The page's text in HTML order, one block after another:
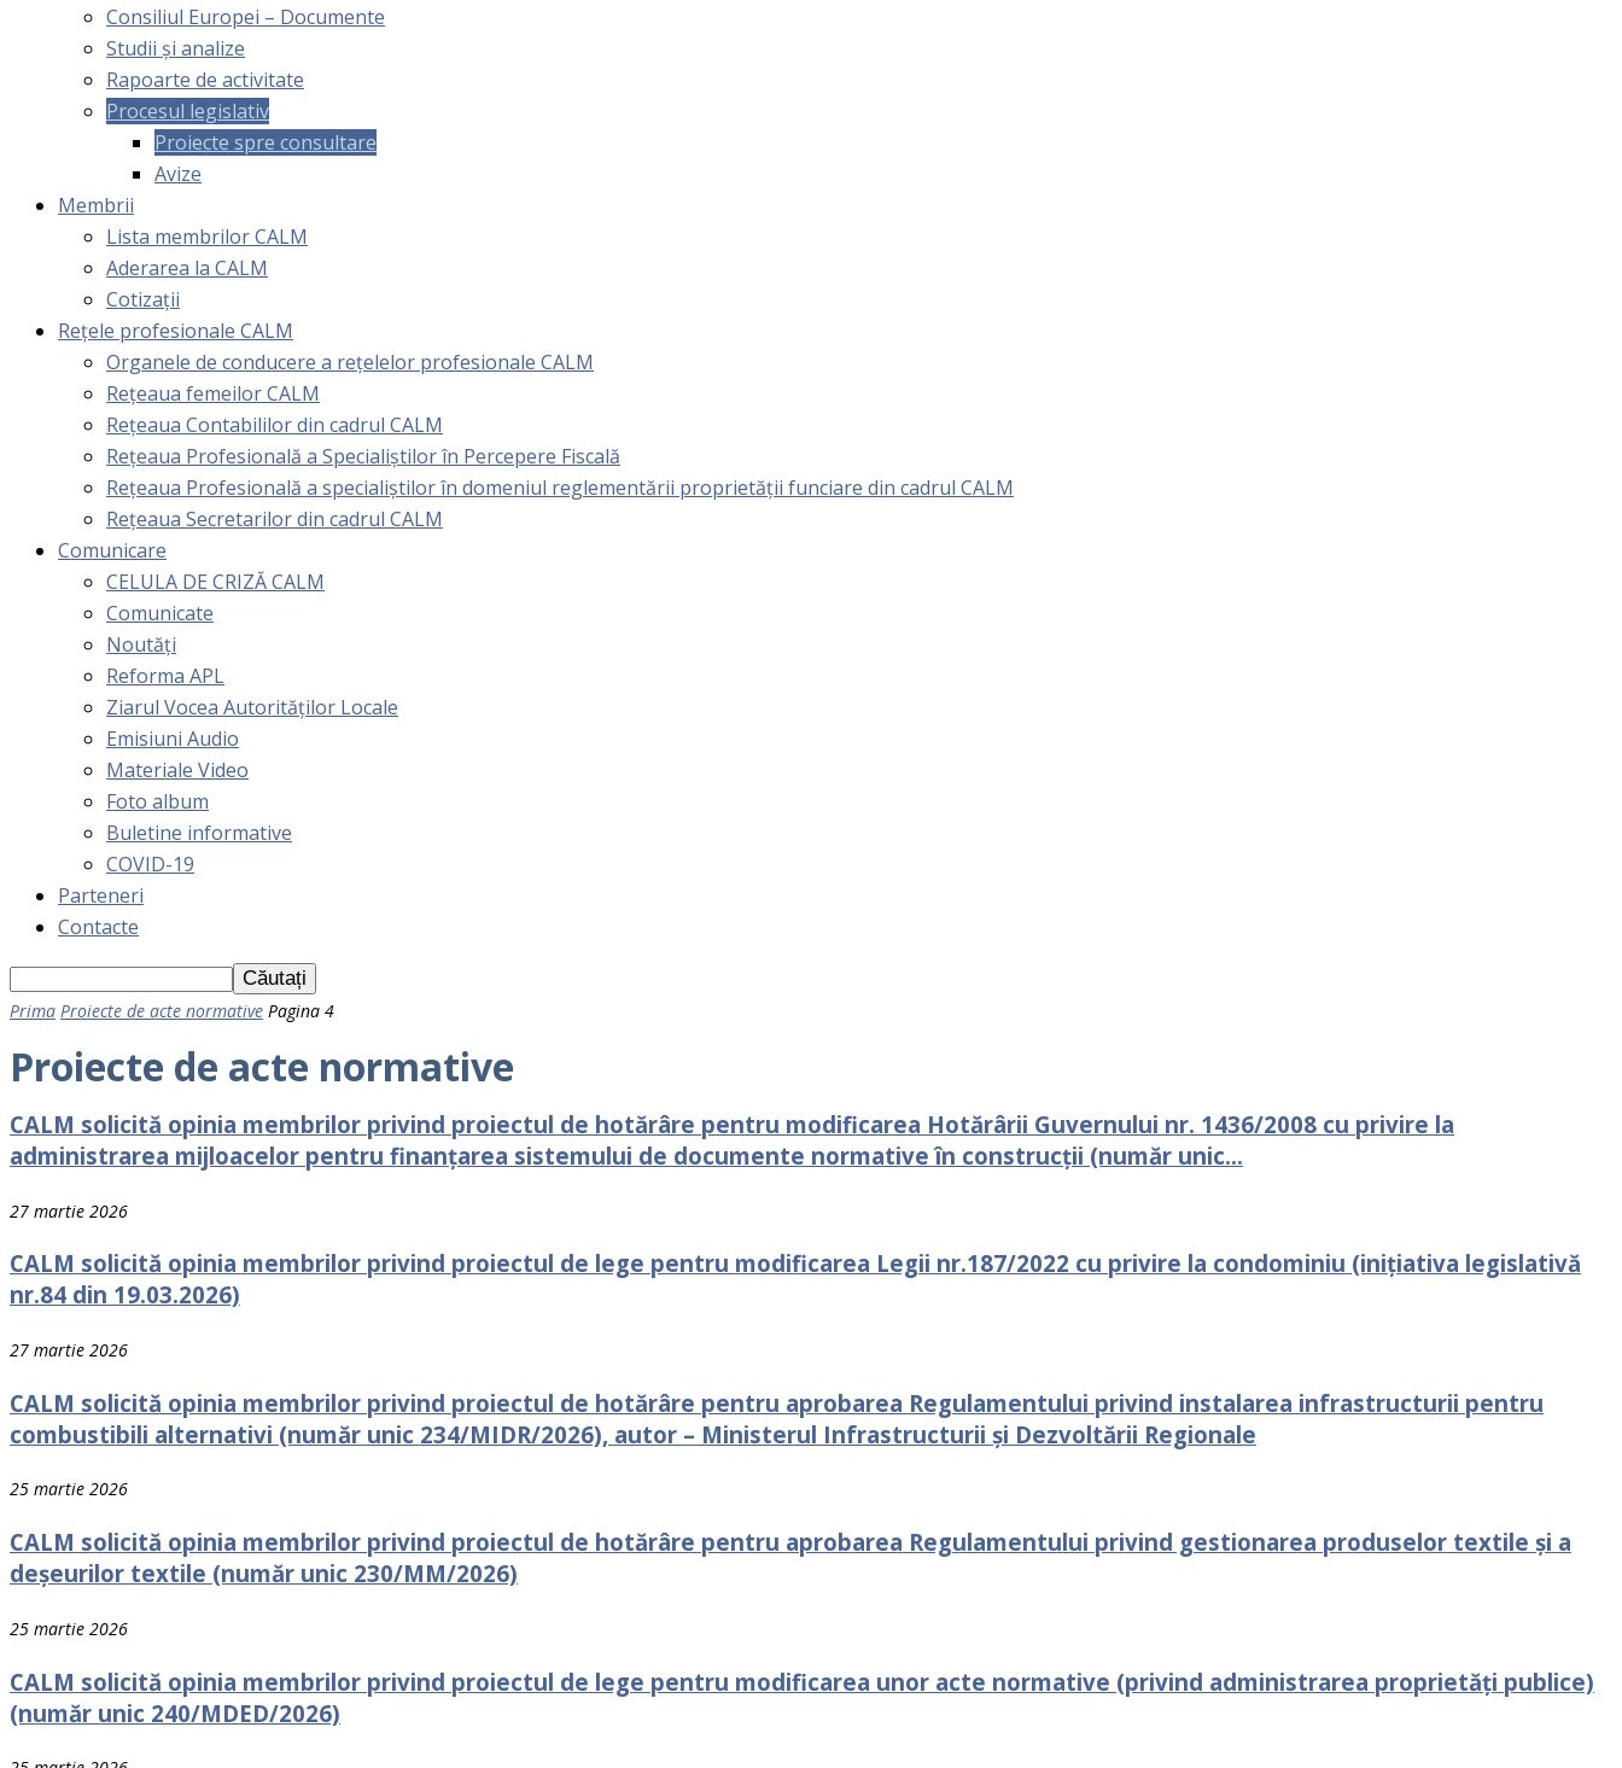
Consiliul Europei – Documente
Studii și analize
Rapoarte de activitate
Procesul legislativ
Proiecte spre consultare
Avize
Membrii
Lista membrilor CALM
Aderarea la CALM
Cotizaţii
Rețele profesionale CALM
Organele de conducere a rețelelor profesionale CALM
Rețeaua femeilor CALM
Rețeaua Contabililor din cadrul CALM
Rețeaua Profesională a Specialiștilor în Percepere Fiscală
Reţeaua Profesională a specialiştilor în domeniul reglementării proprietăţii funciare din cadrul CALM
Rețeaua Secretarilor din cadrul CALM
Comunicare
CELULA DE CRIZĂ CALM
Comunicate
Noutăți
Reforma APL
Ziarul Vocea Autorităților Locale
Emisiuni Audio
Materiale Video
Foto album
Buletine informative
COVID-19
Parteneri
Contacte
Prima Proiecte de acte normative Pagina 4
Proiecte de acte normative
CALM solicită opinia membrilor privind proiectul de hotărâre pentru modificarea Hotărârii Guvernului nr. 1436/2008 cu privire la
administrarea mijloacelor pentru finanțarea sistemului de documente normative în construcții (număr unic...
27 martie 2026
CALM solicită opinia membrilor privind proiectul de lege pentru modificarea Legii nr.187/2022 cu privire la condominiu (inițiativa legislativă
nr.84 din 19.03.2026)
27 martie 2026
CALM solicită opinia membrilor privind proiectul de hotărâre pentru aprobarea Regulamentului privind instalarea infrastructurii pentru
combustibili alternativi (număr unic 234/MIDR/2026), autor – Ministerul Infrastructurii și Dezvoltării Regionale
25 martie 2026
CALM solicită opinia membrilor privind proiectul de hotărâre pentru aprobarea Regulamentului privind gestionarea produselor textile și a
deșeurilor textile (număr unic 230/MM/2026)
25 martie 2026
CALM solicită opinia membrilor privind proiectul de lege pentru modificarea unor acte normative (privind administrarea proprietăți publice)
(număr unic 240/MDED/2026)